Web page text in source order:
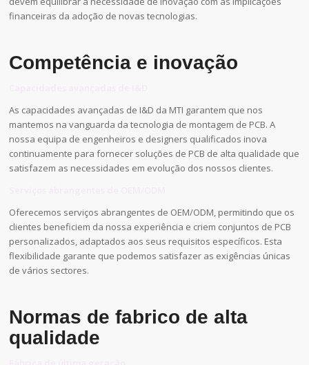
financeiras da adoção de novas tecnologias.
Competência e inovação
As capacidades avançadas de I&D da MTI garantem que nos
mantemos na vanguarda da tecnologia de montagem de PCB. A
nossa equipa de engenheiros e designers qualificados inova
continuamente para fornecer soluções de PCB de alta qualidade que
satisfazem as necessidades em evolução dos nossos clientes.
Oferecemos serviços abrangentes de OEM/ODM, permitindo que os
clientes beneficiem da nossa experiência e criem conjuntos de PCB
personalizados, adaptados aos seus requisitos específicos. Esta
flexibilidade garante que podemos satisfazer as exigências únicas
de vários sectores.
Normas de fabrico de alta
qualidade